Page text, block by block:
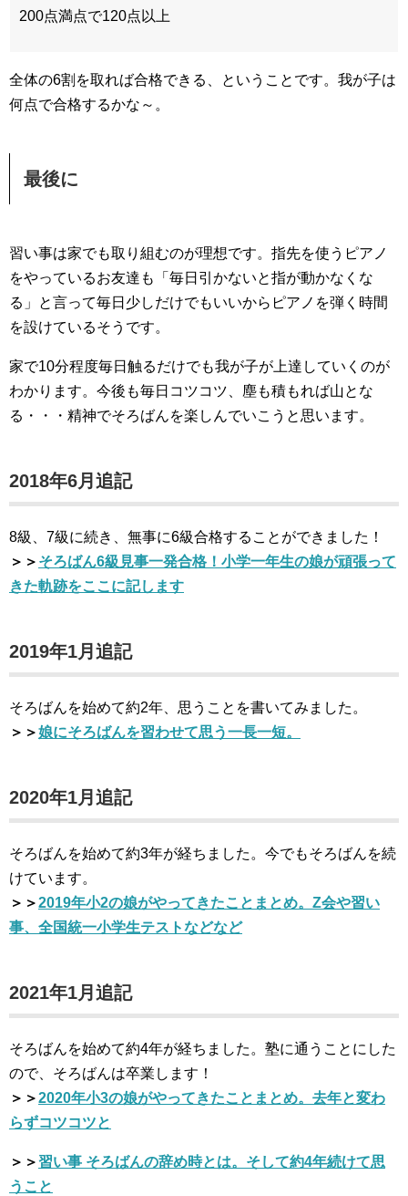
200点満点で120点以上
全体の6割を取れば合格できる、ということです。我が子は
何点で合格するかな～。
最後に
習い事は家でも取り組むのが理想です。指先を使うピアノ
をやっているお友達も「毎日引かないと指が動かなくな
る」と言って毎日少しだけでもいいからピアノを弾く時間
を設けているそうです。
家で10分程度毎日触るだけでも我が子が上達していくのが
わかります。今後も毎日コツコツ、塵も積もれば山とな
る・・・精神でそろばんを楽しんでいこうと思います。
2018年6月追記
8級、7級に続き、無事に6級合格することができました！
＞＞ そろばん6級見事一発合格！小学一年生の娘が頑張って
きた軌跡をここに記します
2019年1月追記
そろばんを始めて約2年、思うことを書いてみました。
＞＞娘にそろばんを習わせて思う一長一短。
2020年1月追記
そろばんを始めて約3年が経ちました。今でもそろばんを続
けています。
＞＞2019年小2の娘がやってきたことまとめ。Z会や習い
事、全国統一小学生テストなどなど
2021年1月追記
そろばんを始めて約4年が経ちました。塾に通うことにした
ので、そろばんは卒業します！
＞＞2020年小3の娘がやってきたことまとめ。去年と変わ
らずコツコツと
＞＞習い事 そろばんの辞め時とは。そして約4年続けて思
うこと